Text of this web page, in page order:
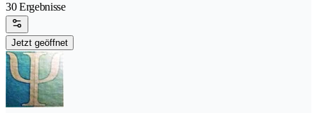
30 Ergebnisse
Jetzt geöffnet